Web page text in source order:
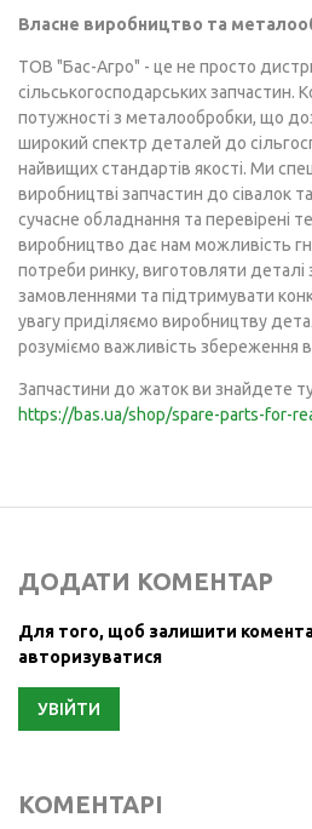
Власне виробництво та
ТОВ "Бас-Агро" - це не просто
сільськогосподарських запчастин.
потужності з металообробки, що
широкий спектр деталей до
найвищих стандартів якості. Ми
виробництві запчастин до сівалок
сучасне обладнання та перевірені
виробництво дає нам можливість
потреби ринку, виготовляти деталі
замовленнями та підтримувати
увагу приділяємо виробництву
розуміємо важливість збереження
Запчастини до жаток ви знайдете
https://bas.ua/shop/spare-parts-for-
ДОДАТИ КОМЕНТАР
Для того, щоб залишити
авторизуватися
УВІЙТИ
КОМЕНТАРІ